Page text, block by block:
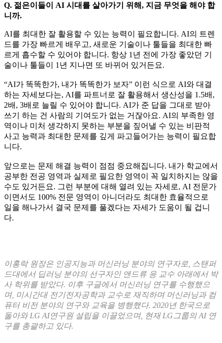
Q. 젊은이들이 AI 시대를 살아가기 위해, 지금 무엇을 해야 합
니까.
AI를 최대한 잘 활용할 수 있는 능력이 필요합니다. AI의 트렌
드를 가장 빠르게 배우고, 새로운 기술이나 툴들을 최대한 빠
르게 흡수할 수 있어야 합니다. 항상 1년 전에 가장 좋았던 기
술이나 툴들이 1년 지나면 또 바뀌어 있거든요.
“AI가 똑똑한가, 내가 똑똑한가 보자” 이런 식으로 AI와 대결
하는 자세보다는, AI를 파트너로 잘 활용해서 생산성을 1.5배,
2배, 3배로 늘릴 수 있어야 합니다. AI가 준 답을 그대로 받아
쓰기 하는 건 사람의 기여도가 없는 거잖아요. AI의 부족한 영
역이나 미처 생각하지 못하는 부분을 짚어낼 수 있는 비판적
사고 능력과 최대한 문제를 깊게 파고들어가는 능력이 필요합
니다.
앞으로는 문제 해결 능력이 점점 중요해집니다. 내가 학교에서
공부한 전공 영역과 실제로 필요한 영역이 꼭 일치하지는 않을
수도 있거든요. 그런 부분에 대해 열려 있는 자세로, AI 전문가
이면서도 100% 전문 영역이 아니더라도 최대한 효율적으로
일을 해나가서 결국 문제를 풀겠다는 자세가 도움이 될 겁니
다.
이홍락 원장은 인공지능과 머신러닝 분야의 연구자로, 스탠퍼
드대에서 딥러닝 분야의 선구자인 앤드류 응 교수 아래에서 박
사 학위를 받았다. 이후 구글에서 머신러닝 연구를 수행했으
며, 미시간대 전기전자공학과 교수로 재직하며 머신러닝과 컴
퓨터 비전 분야의 연구와 교육을 병행했다. 2020년 한국으로
돌아와 LG AI연구원 설립을 이끌었으며, 현재 LG그룹의 AI 연
구를 총괄하고 있다.